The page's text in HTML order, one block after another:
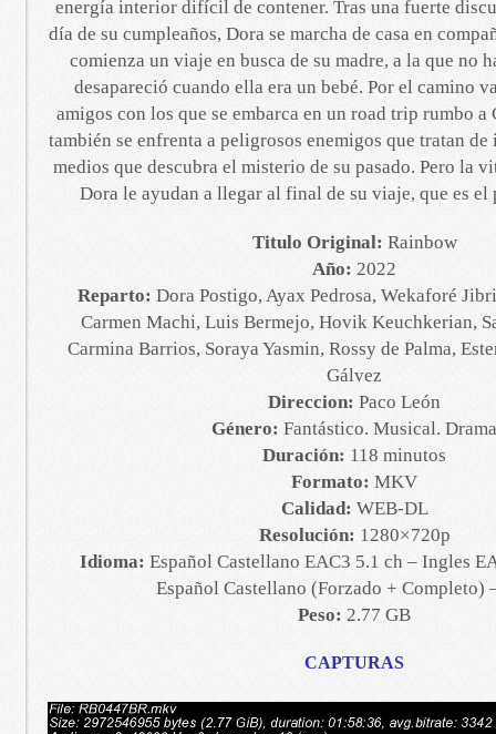
energía interior difícil de contener. Tras una fuerte
día de su cumpleaños, Dora se marcha de casa en
comienza un viaje en busca de su madre, a la que no
desapareció cuando ella era un bebé. Por el camino
amigos con los que se embarca en un road trip rumbo
también se enfrenta a peligrosos enemigos que tratan
medios que descubra el misterio de su pasado. Pero la
Dora le ayudan a llegar al final de su viaje, que es
Titulo Original: Rainbow
Año: 2022
Reparto: Dora Postigo, Ayax Pedrosa, Wekaforé
Carmen Machi, Luis Bermejo, Hovik Keuchkerian,
Carmina Barrios, Soraya Yasmin, Rossy de Palma,
Gálvez
Direccion: Paco León
Género: Fantástico. Musical. Drama
Duración: 118 minutos
Formato: MKV
Calidad: WEB-DL
Resolución: 1280×720p
Idioma: Español Castellano EAC3 5.1 ch – Ingles
Español Castellano (Forzado + Completo)
Peso: 2.77 GB
CAPTURAS